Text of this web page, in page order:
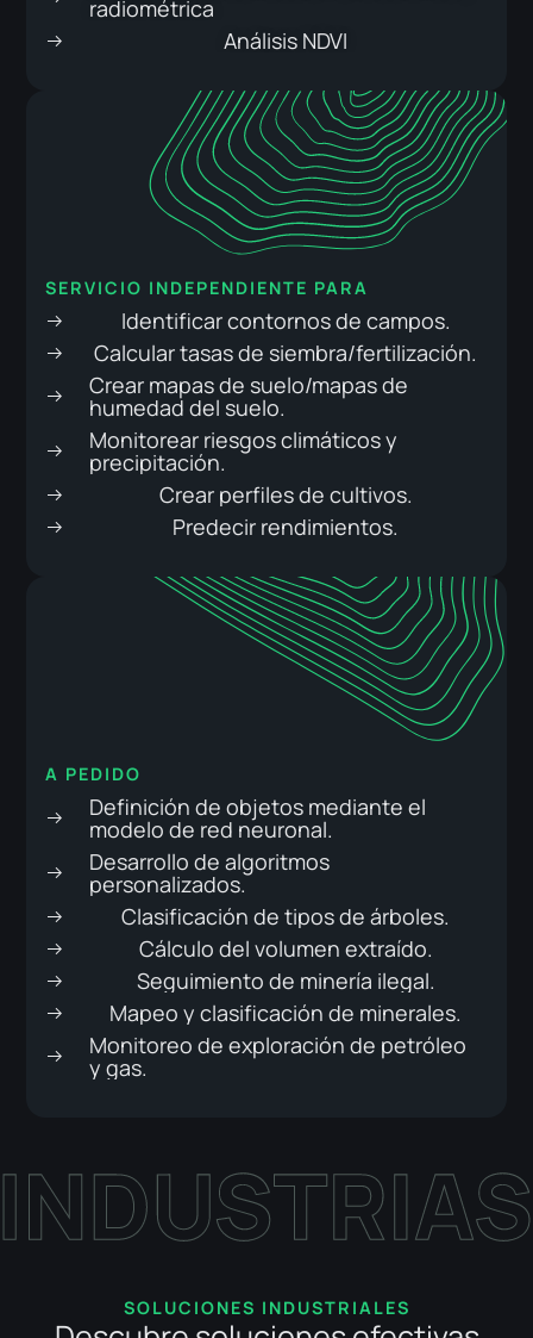
radiométrica
Análisis NDVI
SERVICIO INDEPENDIENTE PARA
Identificar contornos de campos.
Calcular tasas de siembra/fertilización.
Crear mapas de suelo/mapas de
humedad del suelo.
Monitorear riesgos climáticos y
precipitación.
Crear perfiles de cultivos.
Predecir rendimientos.
A PEDIDO
Definición de objetos mediante el
modelo de red neuronal.
Desarrollo de algoritmos
personalizados.
Clasificación de tipos de árboles.
Cálculo del volumen extraído.
Seguimiento de minería ilegal.
Mapeo y clasificación de minerales.
Monitoreo de exploración de petróleo
y gas.
SOLUCIONES INDUSTRIALES